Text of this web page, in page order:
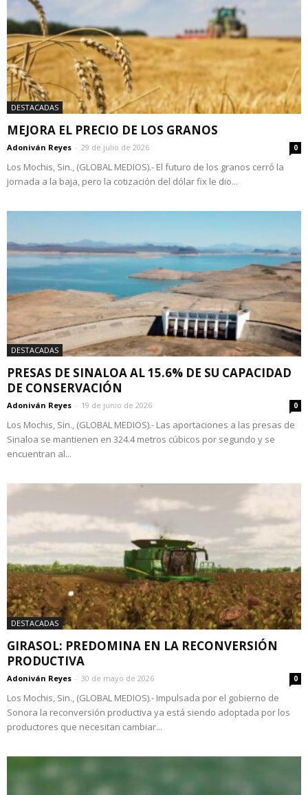
DESTACADAS
MEJORA EL PRECIO DE LOS GRANOS
Adoniván Reyes - 29 de julio de 2026 0
Los Mochis, Sin., (GLOBAL MEDIOS).- El futuro de los granos cerró la
jornada a la baja, pero la cotización del dólar fix le dio...
DESTACADAS
PRESAS DE SINALOA AL 15.6% DE SU CAPACIDAD
DE CONSERVACIÓN
Adoniván Reyes - 19 de junio de 2026 0
Los Mochis, Sin., (GLOBAL MEDIOS).- Las aportaciones a las presas de
Sinaloa se mantienen en 324.4 metros cúbicos por segundo y se
encuentran al...
DESTACADAS
GIRASOL: PREDOMINA EN LA RECONVERSIÓN
PRODUCTIVA
Adoniván Reyes - 30 de mayo de 2026 0
Los Mochis, Sin., (GLOBAL MEDIOS).- Impulsada por el gobierno de
Sonora la reconversión productiva ya está siendo adoptada por los
productores que necesitan cambiar...